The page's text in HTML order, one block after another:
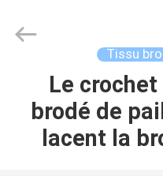
APERÇU
PRODUITS
Textiles
Tissu
Le
brodé de
lacent la